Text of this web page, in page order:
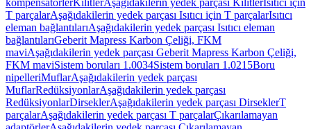
kompensatörlerKilitlerAşağıdakilerin yedek parçası KilitlerIsıtıcı için
T parçalarAşağıdakilerin yedek parçası Isıtıcı için T parçalarIsıtıcı
eleman bağlantılarıAşağıdakilerin yedek parçası Isıtıcı eleman
bağlantılarıGeberit Mapress Karbon Çeliği, FKM
maviAşağıdakilerin yedek parçası Geberit Mapress Karbon Çeliği,
FKM maviSistem boruları 1.0034Sistem boruları 1.0215Boru
nipelleriMuflarAşağıdakilerin yedek parçası
MuflarRedüksiyonlarAşağıdakilerin yedek parçası
RedüksiyonlarDirseklerAşağıdakilerin yedek parçası DirseklerT
parçalarAşağıdakilerin yedek parçası T parçalarÇıkarılamayan